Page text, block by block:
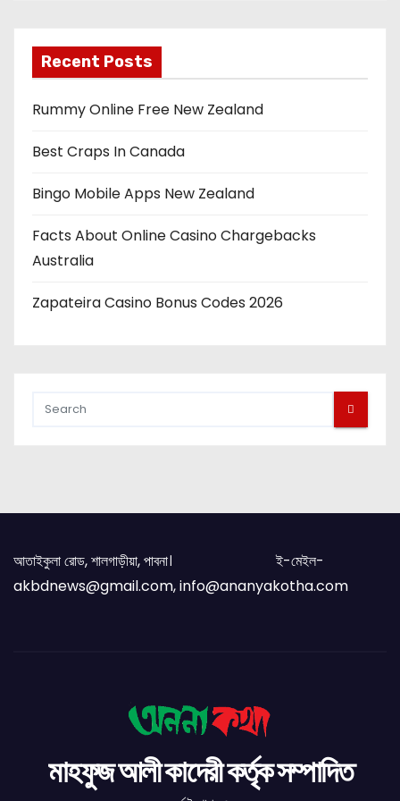
Recent Posts
Rummy Online Free New Zealand
Best Craps In Canada
Bingo Mobile Apps New Zealand
Facts About Online Casino Chargebacks
Australia
Zapateira Casino Bonus Codes 2026
আতাইকুলা রোড, শালগাড়ীয়া, পাবনা। ই-মেইল-
akbdnews@gmail.com, info@ananyakotha.com
মাহফুজ আলী কাদেরী কর্তৃক সম্পাদিত